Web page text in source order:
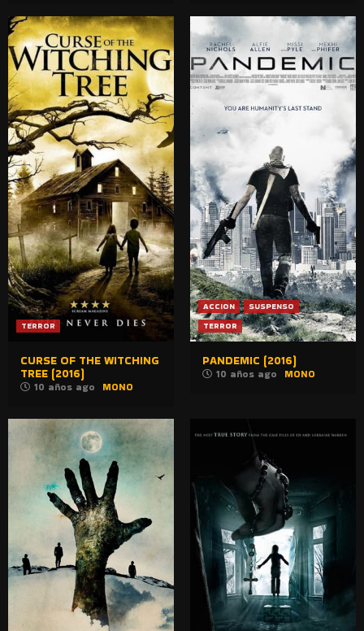
TERROR
CURSE OF THE WITCHING
TREE (2016)
10 años ago MONO
ACCION
SUSPENSO
TERROR
PANDEMIC (2016)
10 años ago MONO